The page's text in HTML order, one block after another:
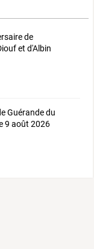
de
et d'Albin
Guérande du
9 août 2026